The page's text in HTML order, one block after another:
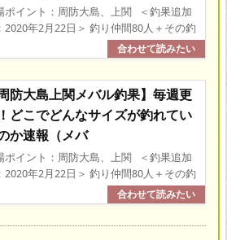
ポイント：周防大島、上関 ＜釣果追加
2020年2月22日＞ 釣り仲間80人＋その釣
周防大島上関メバル釣果】毎週更
どこでどんなサイズが釣れてい
か速報（メバ
ポイント：周防大島、上関 ＜釣果追加
2020年2月22日＞ 釣り仲間80人＋その釣